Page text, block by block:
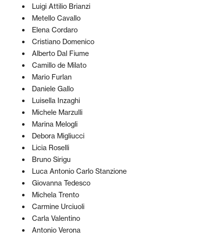
Luigi Attilio Brianzi
Metello Cavallo
Elena Cordaro
Cristiano Domenico
Alberto Dal Fiume
Camillo de Milato
Mario Furlan
Daniele Gallo
Luisella Inzaghi
Michele Marzulli
Marina Melogli
Debora Migliucci
Licia Roselli
Bruno Sirigu
Luca Antonio Carlo Stanzione
Giovanna Tedesco
Michela Trento
Carmine Urciuoli
Carla Valentino
Antonio Verona